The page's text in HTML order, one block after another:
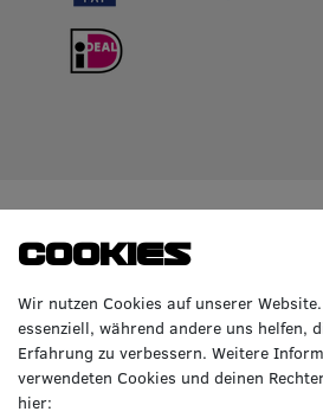
GERNE!
Heinrich-Hasemeier-Straße 36
49076 Osnabrück
Telefon: 0541 / 800 085 06
WhatsApp: 0541 / 800 085 06
BMW
AMG
Audi
Cookies
Wir nutzen Cookies auf unserer
essenziell, während andere uns helfen,
Erfahrung zu verbessern. Weitere
verwendeten Cookies und deinen
hier: